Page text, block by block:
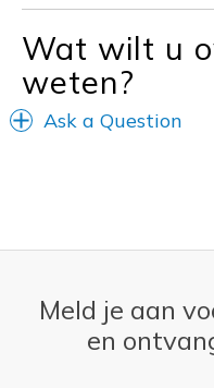
Travel
Width
Sizing
View On Shoes
I'm
Wat wilt u
weten?
Ask a Question
Meld je aan
en